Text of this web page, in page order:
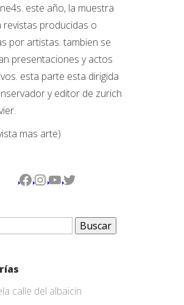
este año, la muestra
revistas producidas o
por artistas. tambien se
presentaciones y actos
esta parte esta dirigida
y editor de zurich
mas arte)
Facebook
Instagram
YouTube
Twitter
calle del albaicin